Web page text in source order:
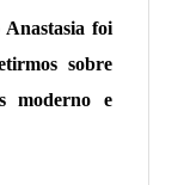
Anastasia foi
sobre
moderno e